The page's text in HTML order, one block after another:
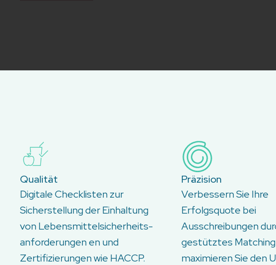
Qualität
Digitale Checklisten zur
Sicherstellung der Einhaltung
von Lebensmittelsicherheits-
anforderungen en und
Zertifizierungen wie HACCP.
Präzision
Verbessern Sie Ihre
Erfolgsquote bei
Ausschreibungen
gestütztes
maximieren Sie den